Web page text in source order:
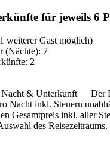
für jeweils 6
weiterer Gast möglich)
(Nächte): 7
2
& Unterkunft
Der
Nacht inkl. Steuern
Gesamtpreis inkl. aller
des Reisezeitraums.